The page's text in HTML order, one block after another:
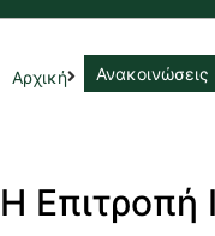
Αρχική Ανακοινώσεις
Η Επιτροπή